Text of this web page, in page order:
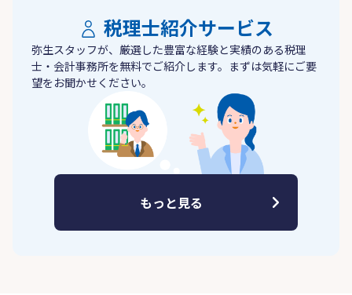
税理士紹介サービス
弥生スタッフが、厳選した豊富な経験と実績のある税理
士・会計事務所を無料でご紹介します。まずは気軽にご要
望をお聞かせください。
もっと見る